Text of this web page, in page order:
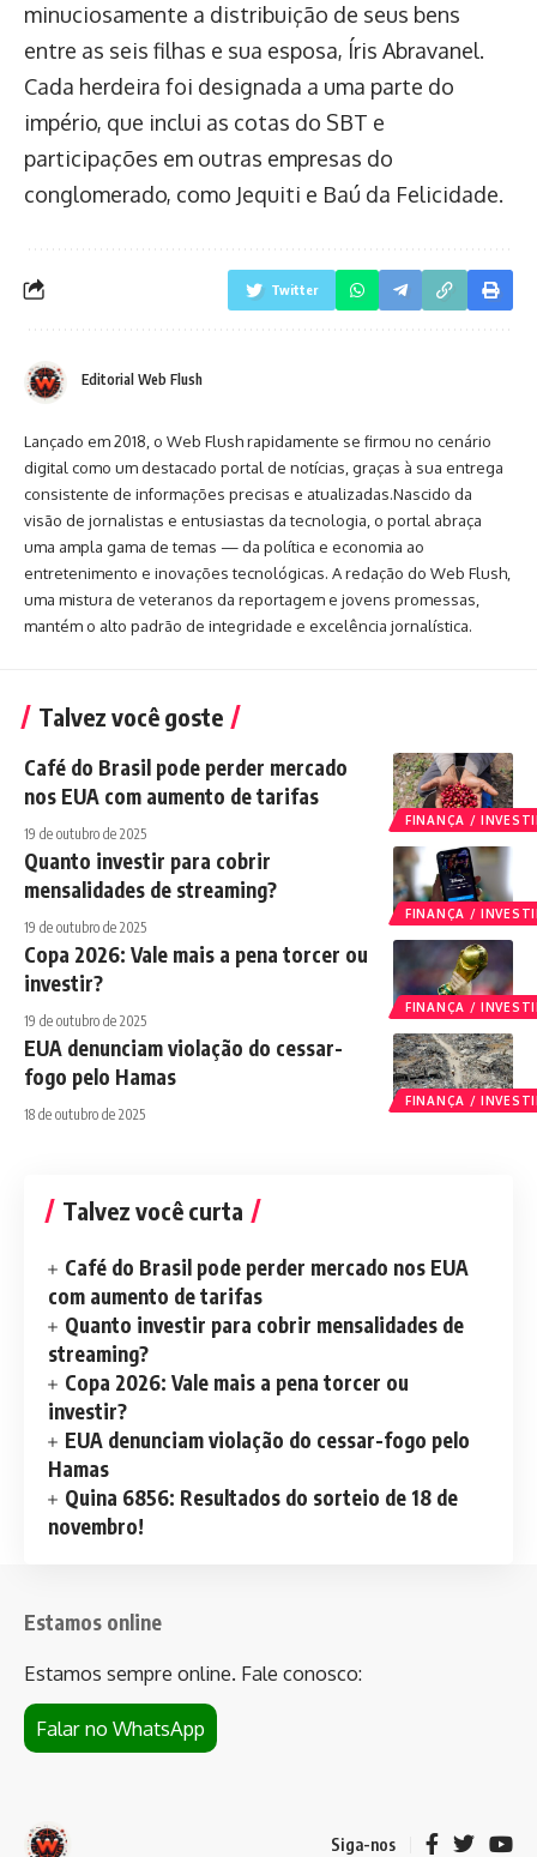
minuciosamente a distribuição de seus bens
entre as seis filhas e sua esposa, Íris Abravanel.
Cada herdeira foi designada a uma parte do
império, que inclui as cotas do SBT e
participações em outras empresas do
conglomerado, como Jequiti e Baú da Felicidade.
Twitter
Editorial Web Flush
Lançado em 2018, o Web Flush rapidamente se firmou no cenário
digital como um destacado portal de notícias, graças à sua entrega
consistente de informações precisas e atualizadas.Nascido da
visão de jornalistas e entusiastas da tecnologia, o portal abraça
uma ampla gama de temas — da política e economia ao
entretenimento e inovações tecnológicas. A redação do Web Flush,
uma mistura de veteranos da reportagem e jovens promessas,
mantém o alto padrão de integridade e excelência jornalística.
Talvez você goste
FINANÇA /
Café do Brasil pode perder mercado
nos EUA com aumento de tarifas
19 de outubro de 2025
FINANÇA /
Quanto investir para cobrir
mensalidades de streaming?
19 de outubro de 2025
FINANÇA /
Copa 2026: Vale mais a pena torcer ou
investir?
19 de outubro de 2025
FINANÇA /
EUA denunciam violação do cessar-
fogo pelo Hamas
18 de outubro de 2025
Talvez você curta
Café do Brasil pode perder mercado nos EUA
com aumento de tarifas
Quanto investir para cobrir mensalidades de
streaming?
Copa 2026: Vale mais a pena torcer ou
investir?
EUA denunciam violação do cessar-fogo pelo
Hamas
Quina 6856: Resultados do sorteio de 18 de
novembro!
Estamos online
Estamos sempre online. Fale conosco:
Falar no WhatsApp
Siga-nos